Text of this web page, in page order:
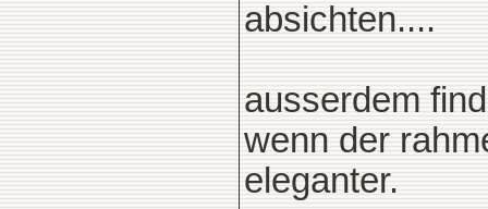
absichten....
ausserdem
wenn der
eleganter.